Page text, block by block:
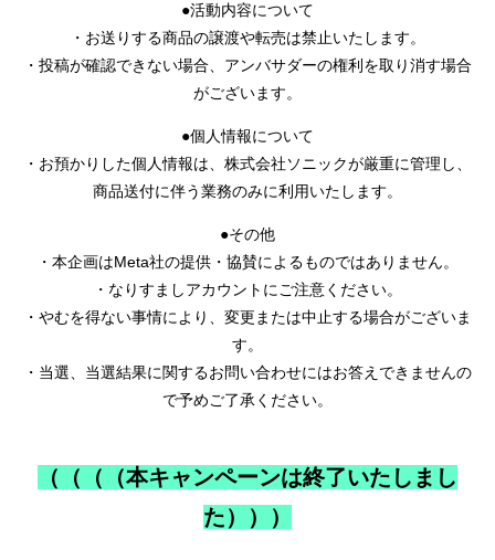
●活動内容について
・お送りする商品の譲渡や転売は禁止いたします。
・投稿が確認できない場合、アンバサダーの権利を取り消す場合
がございます。
●個人情報について
・お預かりした個人情報は、株式会社ソニックが厳重に管理し、
商品送付に伴う業務のみに利用いたします。
●その他
・本企画はMeta社の提供・協賛によるものではありません。
・なりすましアカウントにご注意ください。
・やむを得ない事情により、変更または中止する場合がございま
す。
・当選、当選結果に関するお問い合わせにはお答えできませんの
で予めご了承ください。
（（（（本キャンペーンは終了いたしまし
た）））